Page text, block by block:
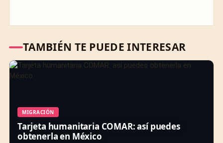
TAMBIÉN TE PUEDE INTERESAR
MIGRACIÓN
Tarjeta humanitaria COMAR: así puedes
obtenerla en México